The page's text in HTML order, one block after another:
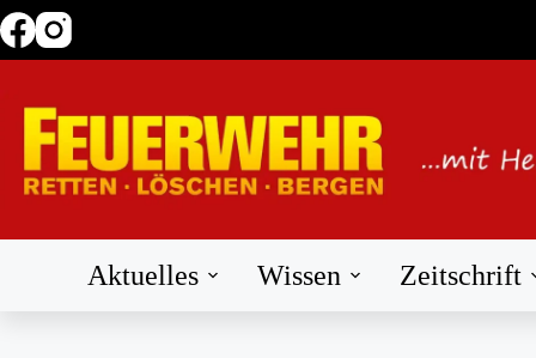
Zum
Inhalt
Aktuelles Wissen Zeitschrift